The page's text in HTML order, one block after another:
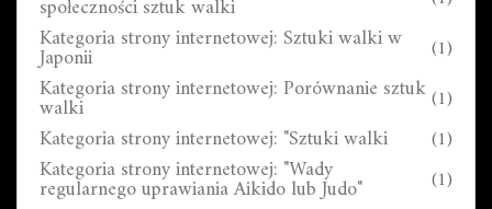
społeczności sztuk walki
Kategoria strony internetowej: Sztuki walki w
Japonii (1)
Kategoria strony internetowej: Porównanie sztuk
walki (1)
Kategoria strony internetowej: "Sztuki walki (1)
Kategoria strony internetowej: "Wady
regularnego uprawiania Aikido lub Judo" (1)